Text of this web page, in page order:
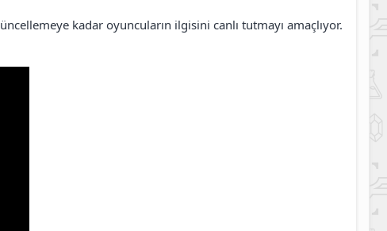
kadar oyuncuların ilgisini canlı tutmayı amaçlıyor.